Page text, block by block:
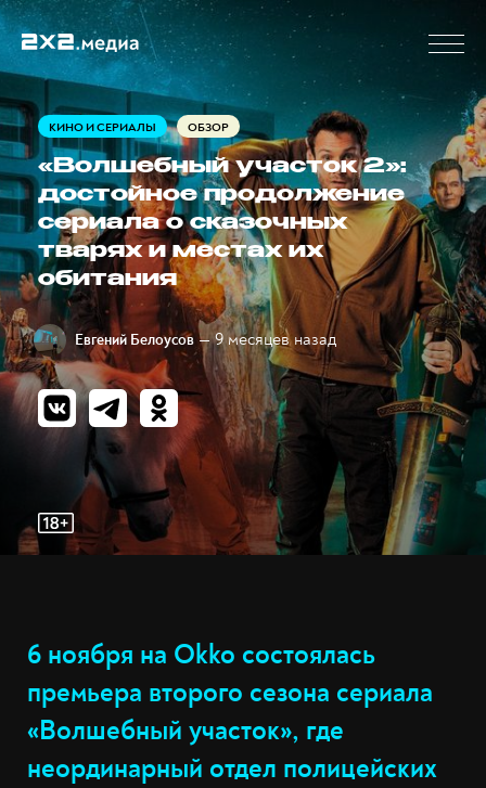
КИНО И СЕРИАЛЫ ОБЗОР
«Волшебный участок 2»:
достойное продолжение
сериала о сказочных
тварях и местах их
обитания
Евгений Белоусов — 9 месяцев назад
6 ноября на Okko состоялась
премьера второго сезона сериала
«Волшебный участок», где
неординарный отдел полицейских